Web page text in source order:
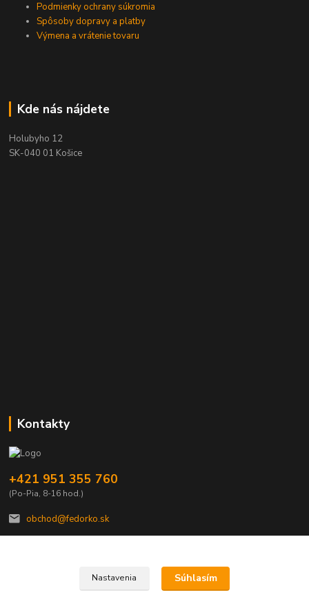
Podmienky ochrany súkromia
Spôsoby dopravy a platby
Výmena a vrátenie tovaru
Kde nás nájdete
Holubyho 12
SK-040 01 Košice
Kontakty
+421 951 355 760
(Po-Pia, 8-16 hod.)
obchod@fedorko.sk
Nastavenia Súhlasím